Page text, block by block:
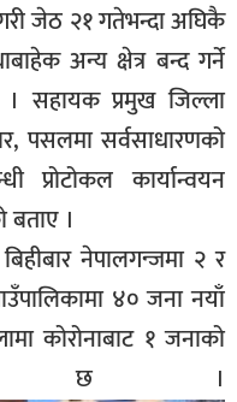
जेठ २१ गतेभन्दा अघिकै
अन्य क्षेत्र बन्द गर्ने
। सहायक प्रमुख जिल्ला
पसलमा सर्वसाधारणको
प्रोटोकल कार्यान्वयन
बताए ।
नेपालगन्जमा २ र
४० जना नयाँ
कोरोनाबाट १ जनाको
छ ।